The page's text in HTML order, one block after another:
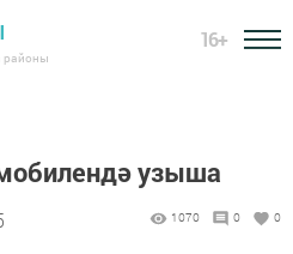
районы
16+
узыша
1070 0 0